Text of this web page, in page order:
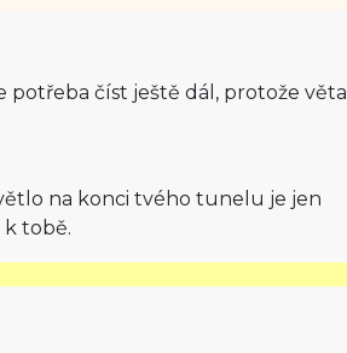
potřeba číst ještě dál, protože věta
na konci tvého tunelu je jen
tobě.